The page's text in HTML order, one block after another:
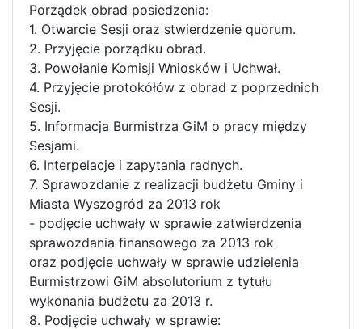
Porządek obrad posiedzenia:
1. Otwarcie Sesji oraz stwierdzenie quorum.
2. Przyjęcie porządku obrad.
3. Powołanie Komisji Wniosków i Uchwał.
4. Przyjęcie protokółów z obrad z poprzednich
Sesji.
5. Informacja Burmistrza GiM o pracy między
Sesjami.
6. Interpelacje i zapytania radnych.
7. Sprawozdanie z realizacji budżetu Gminy i
Miasta Wyszogród za 2013 rok
- podjęcie uchwały w sprawie zatwierdzenia
sprawozdania finansowego za 2013 rok
oraz podjęcie uchwały w sprawie udzielenia
Burmistrzowi GiM absolutorium z tytułu
wykonania budżetu za 2013 r.
8. Podjęcie uchwały w sprawie: